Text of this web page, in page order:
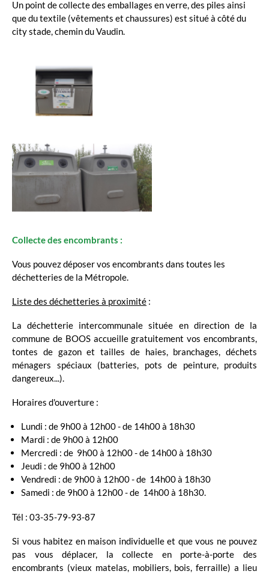
Un point de collecte des emballages en verre, des piles ainsi
que du textile (vêtements et chaussures) est situé à côté du
city stade, chemin du Vaudin.
Collecte des encombrants :
Vous pouvez déposer vos encombrants dans toutes les
déchetteries de la Métropole.
Liste des déchetteries à proximité :
La déchetterie intercommunale située en direction de la
commune de BOOS accueille gratuitement vos encombrants,
tontes de gazon et tailles de haies, branchages, déchets
ménagers spéciaux (batteries, pots de peinture, produits
dangereux...).
Horaires d'ouverture :
Lundi : de 9h00 à 12h00 - de 14h00 à 18h30
Mardi : de 9h00 à 12h00
Mercredi : de 9h00 à 12h00 - de 14h00 à 18h30
Jeudi : de 9h00 à 12h00
Vendredi : de 9h00 à 12h00 - de 14h00 à 18h30
Samedi : de 9h00 à 12h00 - de 14h00 à 18h30.
Tél : 03-35-79-93-87
Si vous habitez en maison individuelle et que vous ne pouvez
pas vous déplacer, la collecte en porte-à-porte des
encombrants (vieux matelas, mobiliers, bois, ferraille) a lieu